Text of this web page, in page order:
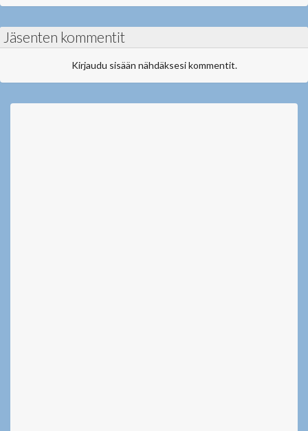
Jäsenten kommentit
Kirjaudu sisään nähdäksesi kommentit.